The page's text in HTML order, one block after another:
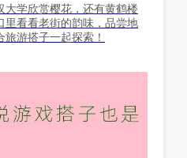
大学欣赏樱花，还有黄鹤楼
里看看老街的韵味，品尝地
游搭子一起探索！